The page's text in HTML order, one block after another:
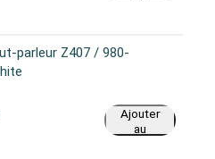
parleur Z407 / 980-
Ajouter
au